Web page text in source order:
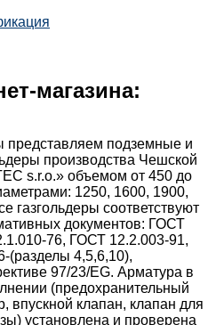
магазина:
представляем подземные и
производства Чешской
s.r.o.» объемом от 450 до
1250, 1600, 1900,
газгольдеры соответствуют
документов: ГОСТ
76, ГОСТ 12.2.003-91,
(разделы 4,5,6,10),
97/23/EG. Арматура в
(предохранительный
впускной клапан, клапан для
установлена и проверена